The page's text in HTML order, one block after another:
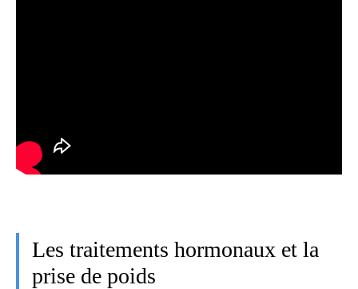
Les traitements hormonaux et la
prise de poids